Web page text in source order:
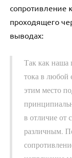
сопротивление
проходящего
выводах:
Так как наша
тока в любой
этим место
в отличие от
различным.